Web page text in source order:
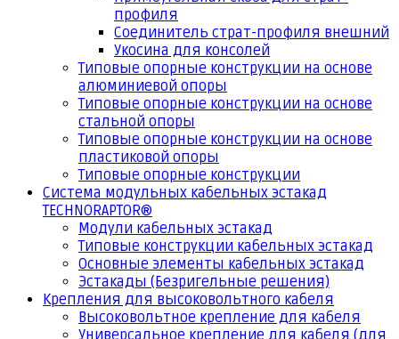
профиля
Соединитель страт-профиля внешний
Укосина для консолей
Типовые опорные конструкции на основе
алюминиевой опоры
Типовые опорные конструкции на основе
стальной опоры
Типовые опорные конструкции на основе
пластиковой опоры
Типовые опорные конструкции
Система модульных кабельных эстакад
TECHNORAPTOR®
Модули кабельных эстакад
Типовые конструкции кабельных эстакад
Основные элементы кабельных эстакад
Эстакады (Безригельные решения)
Крепления для высоковольтного кабеля
Высоковольтное крепление для кабеля
Универсальное крепление для кабеля (для